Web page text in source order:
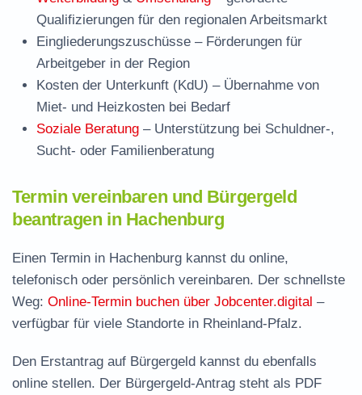
Qualifizierungen für den regionalen Arbeitsmarkt
Eingliederungszuschüsse – Förderungen für
Arbeitgeber in der Region
Kosten der Unterkunft (KdU) – Übernahme von
Miet- und Heizkosten bei Bedarf
Soziale Beratung – Unterstützung bei Schuldner-,
Sucht- oder Familienberatung
Termin vereinbaren und Bürgergeld
beantragen in Hachenburg
Einen Termin in Hachenburg kannst du online,
telefonisch oder persönlich vereinbaren. Der schnellste
Weg: Online-Termin buchen über Jobcenter.digital –
verfügbar für viele Standorte in Rheinland-Pfalz.
Den Erstantrag auf Bürgergeld kannst du ebenfalls
online stellen. Der Bürgergeld-Antrag steht als PDF